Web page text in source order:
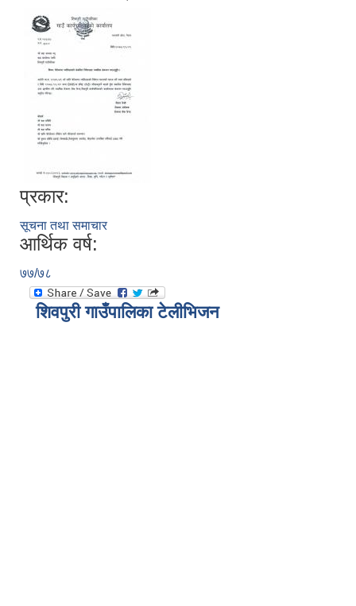
प्रकार:
सूचना तथा समाचार
आर्थिक वर्ष:
७७/७८
शिवपुरी गाउँपालिका टेलीभिजन